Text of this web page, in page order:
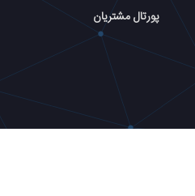
پورتال مشتریان